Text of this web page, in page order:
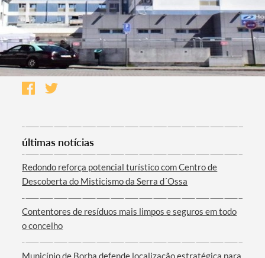
últimas notícias
Redondo reforça potencial turístico com Centro de
Descoberta do Misticismo da Serra d´Ossa
Contentores de resíduos mais limpos e seguros em todo
o concelho
Município de Borba defende localização estratégica para